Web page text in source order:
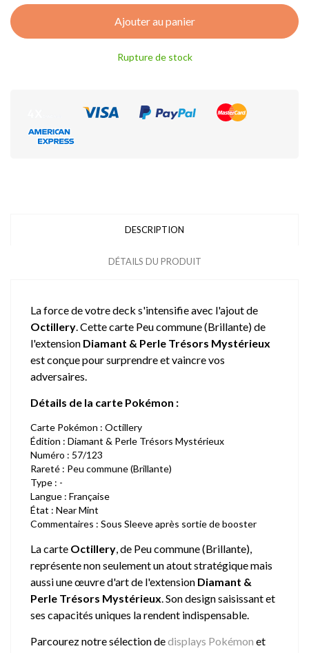
Ajouter au panier
Rupture de stock
DESCRIPTION
DÉTAILS DU PRODUIT
La force de votre deck s'intensifie avec l'ajout de
Octillery. Cette carte Peu commune (Brillante) de
l'extension Diamant & Perle Trésors Mystérieux
est conçue pour surprendre et vaincre vos
adversaires.
Détails de la carte Pokémon :
Carte Pokémon : Octillery
Édition : Diamant & Perle Trésors Mystérieux
Numéro : 57/123
Rareté : Peu commune (Brillante)
Type : -
Langue : Française
État : Near Mint
Commentaires : Sous Sleeve après sortie de booster
La carte Octillery, de Peu commune (Brillante),
représente non seulement un atout stratégique mais
aussi une œuvre d'art de l'extension Diamant &
Perle Trésors Mystérieux. Son design saisissant et
ses capacités uniques la rendent indispensable.
Parcourez notre sélection dedisplays Pokémon et